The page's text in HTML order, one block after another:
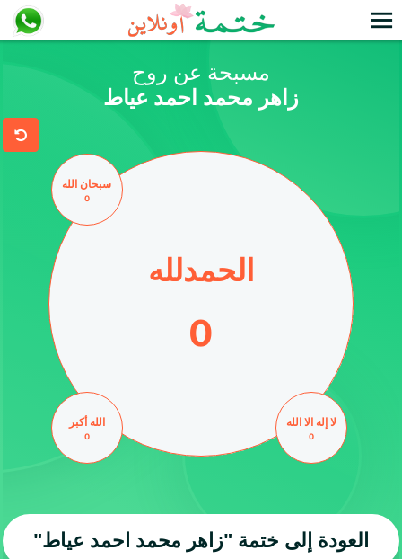
مسبحة عن روح
زاهر محمد احمد عياط
المجموع
0
سبحان الله
0
الحمدلله
0
الله أكبر
0
لا إله الا الله
0
العودة إلى ختمة "زاهر محمد احمد عياط"